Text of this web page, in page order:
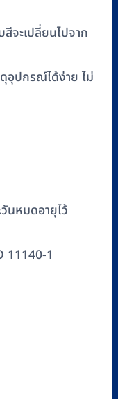
จะเปลี่ยนไปจาก
อุปกรณ์ได้ง่าย ไม่
นหมดอายุไว้
11140-1